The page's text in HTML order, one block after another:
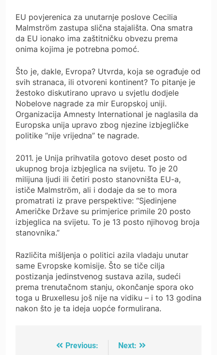
EU povjerenica za unutarnje poslove Cecilia
Malmström zastupa slična stajališta. Ona smatra
da EU ionako ima zaštitničku obvezu prema
onima kojima je potrebna pomoć.
Što je, dakle, Evropa? Utvrda, koja se ograđuje od
svih stranaca, ili otvoreni kontinent? To pitanje je
žestoko diskutirano upravo u svjetlu dodjele
Nobelove nagrade za mir Europskoj uniji.
Organizacija Amnesty International je naglasila da
Europska unija upravo zbog njezine izbjegličke
politike “nije vrijedna” te nagrade.
2011. je Unija prihvatila gotovo deset posto od
ukupnog broja izbjeglica na svijetu. To je 20
milijuna ljudi ili četiri posto stanovništa EU-a,
ističe Malmström, ali i dodaje da se to mora
promatrati iz prave perspektive: “Sjedinjene
Američke Države su primjerice primile 20 posto
izbjeglica na svijetu. To je 13 posto njihovog broja
stanovnika.”
Različita mišljenja o politici azila vladaju unutar
same Evropske komisije. Što se tiče cilja
postizanja jedinstvenog sustava azila, sudeći
prema trenutačnom stanju, okončanje spora oko
toga u Bruxellesu još nije na vidiku – i to 13 godina
nakon što je ta ideja uopće formulirana.
Previous:
Next: